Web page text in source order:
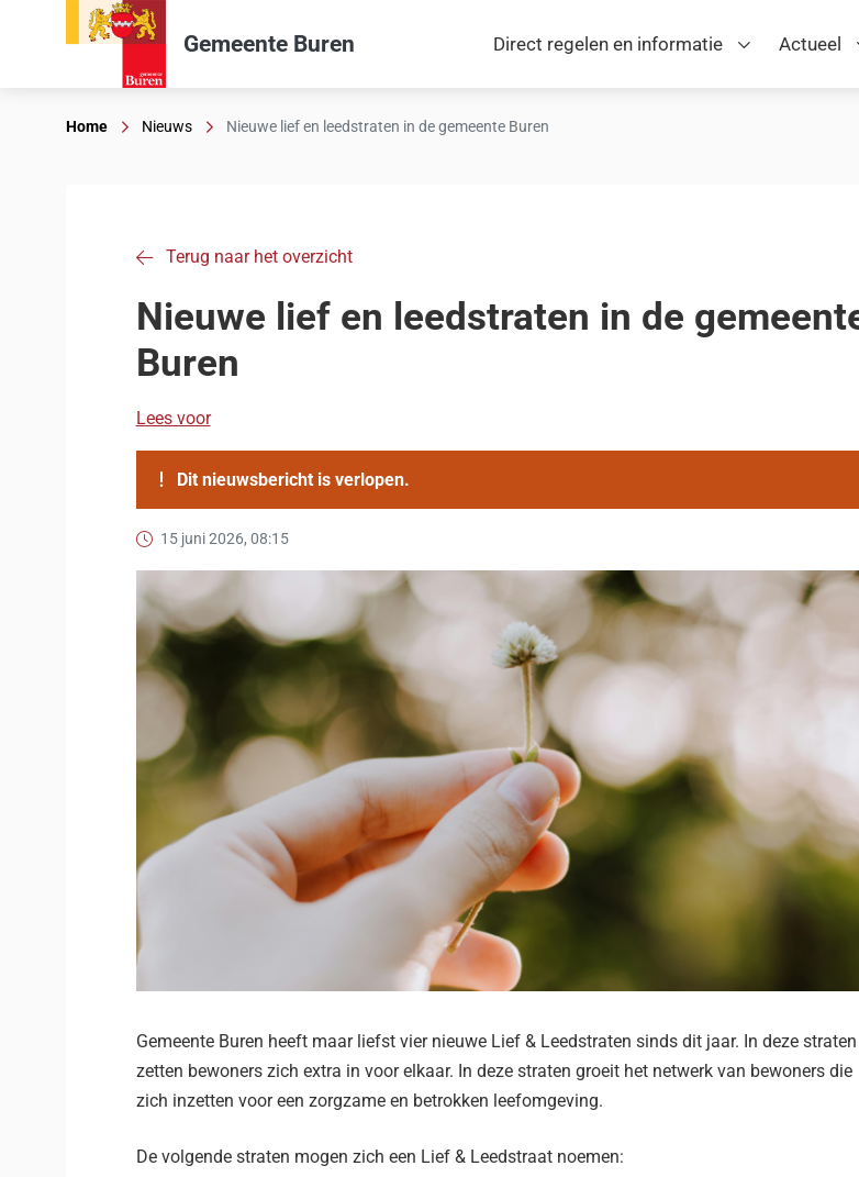
Gemeente Buren Direct regelen en informatie Actueel
Home Nieuws Nieuwe lief en leedstraten in de gemeente Buren
Terug naar het overzicht
Nieuwe lief en leedstraten in de
Buren
Lees voor
Dit nieuwsbericht is verlopen.
15 juni 2026, 08:15
Gemeente Buren heeft maar liefst vier nieuwe Lief & Leedstraten sinds dit jaar. In deze straten
zetten bewoners zich extra in voor elkaar. In deze straten groeit het netwerk van bewoners die
zich inzetten voor een zorgzame en betrokken leefomgeving.
De volgende straten mogen zich een Lief & Leedstraat noemen: